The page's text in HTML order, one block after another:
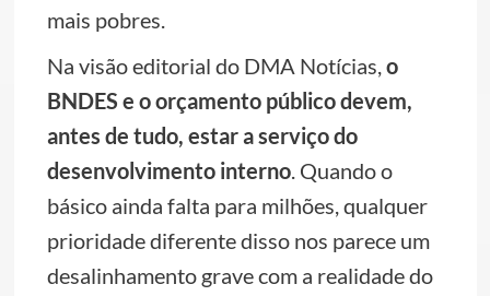
mais pobres.
Na visão editorial do DMA Notícias,o
BNDES e o orçamento público devem,
antes de tudo, estar a serviço do
desenvolvimento interno. Quando o
básico ainda falta para milhões, qualquer
prioridade diferente disso nos parece um
desalinhamento grave com a realidade do